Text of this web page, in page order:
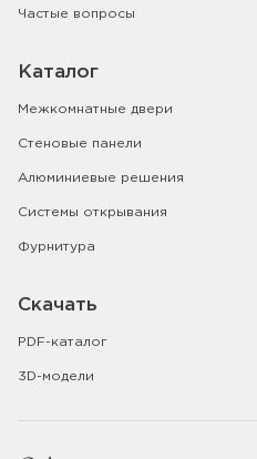
Частые вопросы
Каталог
Межкомнатные двери
Стеновые панели
Алюминиевые решения
Системы открывания
Фурнитура
Скачать
PDF-каталог
3D-модели